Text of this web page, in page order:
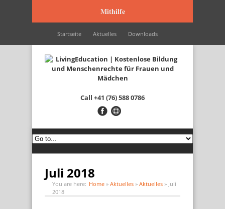
Mithilfe
Startseite Aktuelles Downloads
Wir werden unterstützt durch… Kontakt Italiano
Français English
Call +41 (76) 588 0786
Juli 2018
You are here: Home » Aktuelles » Aktuelles » Juli
2018